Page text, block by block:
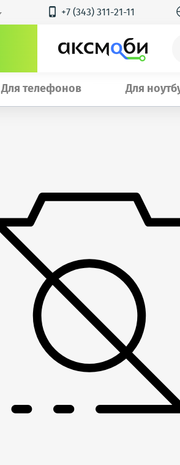
 +7 (343) 311-21-11
Для телефонов Для